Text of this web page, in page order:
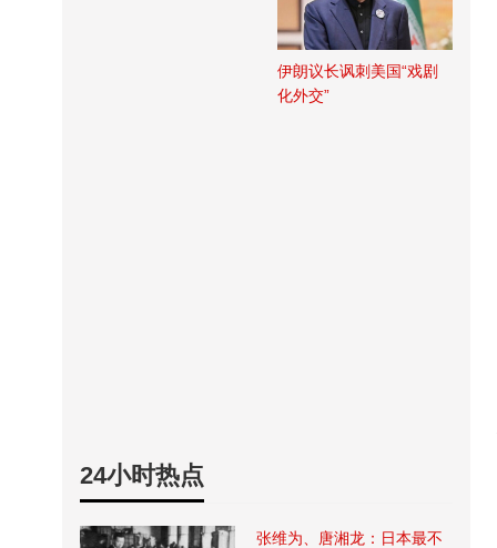
伊朗议长讽刺美国“戏剧
化外交”
24小时热点
张维为、唐湘龙：日本最不